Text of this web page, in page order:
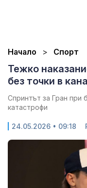
Начало Спорт
Тежко
без точки в
Спринтът за Гран при
катастрофи
24.05.2026 • 09:18